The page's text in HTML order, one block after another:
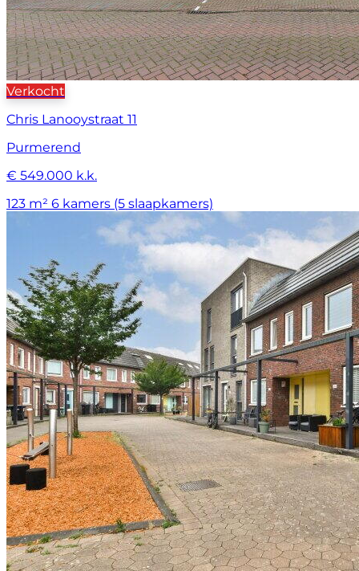
Verkocht
Chris Lanooystraat 11
Purmerend
€ 549.000 k.k.
123 m² 6 kamers (5 slaapkamers)